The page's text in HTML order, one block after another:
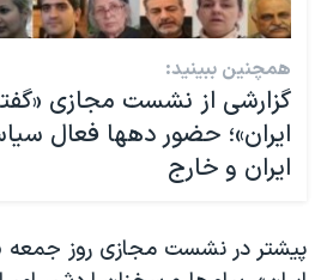
همچنین ببینید:
گزارشی از نشست مجازی
ایران»؛ حضور دهها فعال
ایران و خارج
پیشتر در نشست مجازی روز جمعه